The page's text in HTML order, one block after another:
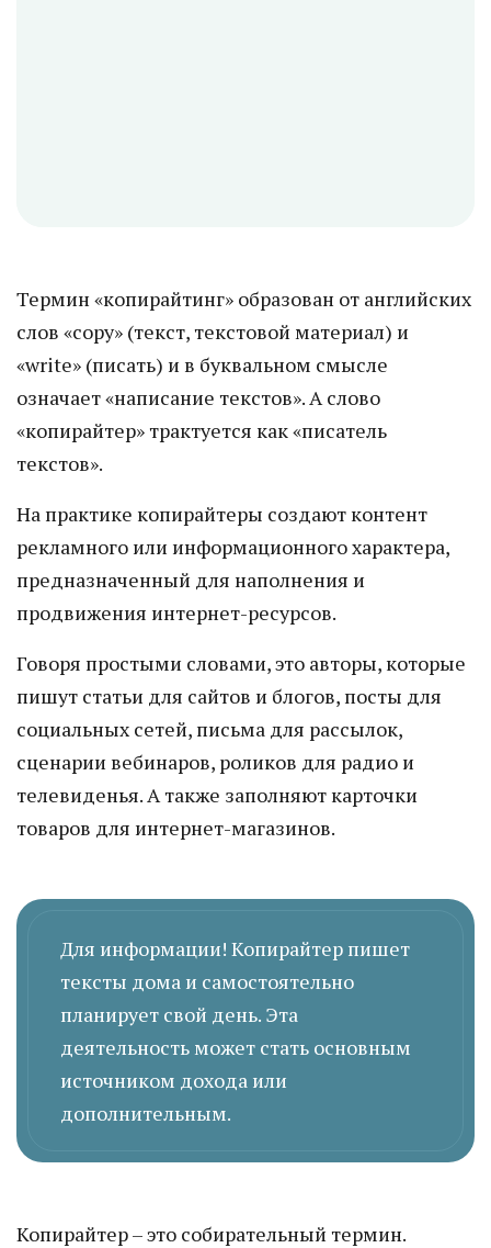
Термин «копирайтинг» образован от английских
слов «сору» (текст, текстовой материал) и
«write» (писать) и в буквальном смысле
означает «написание текстов». А слово
«копирайтер» трактуется как «писатель
текстов».
На практике копирайтеры создают контент
рекламного или информационного характера,
предназначенный для наполнения и
продвижения интернет-ресурсов.
Говоря простыми словами, это авторы, которые
пишут статьи для сайтов и блогов, посты для
социальных сетей, письма для рассылок,
сценарии вебинаров, роликов для радио и
телевиденья. А также заполняют карточки
товаров для интернет-магазинов.
Для информации! Копирайтер пишет
тексты дома и самостоятельно
планирует свой день. Эта
деятельность может стать основным
источником дохода или
дополнительным.
Копирайтер – это собирательный термин.